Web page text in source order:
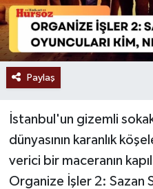
Paylaş
İstanbul'un gizemli
dünyasının karanlık
verici bir maceranın
Organize İşler 2: Sazan